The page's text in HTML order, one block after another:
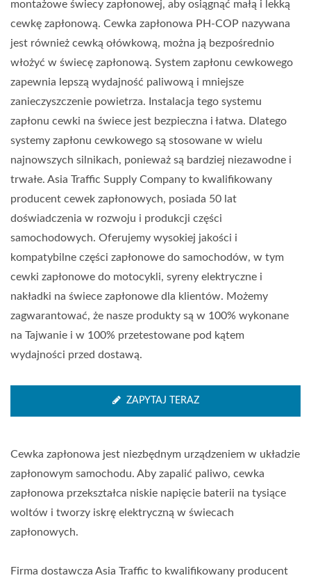
montażowe świecy zapłonowej, aby osiągnąć małą i lekką
cewkę zapłonową. Cewka zapłonowa PH-COP nazywana
jest również cewką ołówkową, można ją bezpośrednio
włożyć w świecę zapłonową. System zapłonu cewkowego
zapewnia lepszą wydajność paliwową i mniejsze
zanieczyszczenie powietrza. Instalacja tego systemu
zapłonu cewki na świece jest bezpieczna i łatwa. Dlatego
systemy zapłonu cewkowego są stosowane w wielu
najnowszych silnikach, ponieważ są bardziej niezawodne i
trwałe. Asia Traffic Supply Company to kwalifikowany
producent cewek zapłonowych, posiada 50 lat
doświadczenia w rozwoju i produkcji części
samochodowych. Oferujemy wysokiej jakości i
kompatybilne części zapłonowe do samochodów, w tym
cewki zapłonowe do motocykli, syreny elektryczne i
nakładki na świece zapłonowe dla klientów. Możemy
zagwarantować, że nasze produkty są w 100% wykonane
na Tajwanie i w 100% przetestowane pod kątem
wydajności przed dostawą.
ZAPYTAJ TERAZ
Cewka zapłonowa jest niezbędnym urządzeniem w układzie
zapłonowym samochodu. Aby zapalić paliwo, cewka
zapłonowa przekształca niskie napięcie baterii na tysiące
woltów i tworzy iskrę elektryczną w świecach
zapłonowych.
Firma dostawcza Asia Traffic to kwalifikowany producent